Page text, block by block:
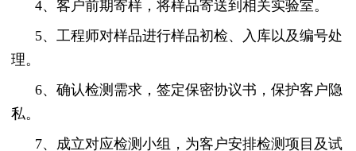
4、客户前期寄样，将样品寄送到相关实验室。
5、工程师对样品进行样品初检、入库以及编号处
理。
6、确认检测需求，签定保密协议书，保护客户隐
私。
7、成立对应检测小组，为客户安排检测项目及试